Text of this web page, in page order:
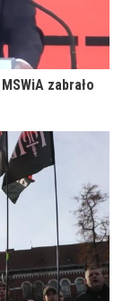
zabrało